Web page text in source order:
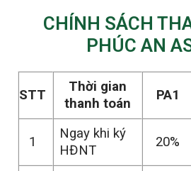
CHÍNH SÁCH
PHÚC AN
STT
Thời gian
thanh toán
PA1
1
Ngay khi ký
HĐNT
20%